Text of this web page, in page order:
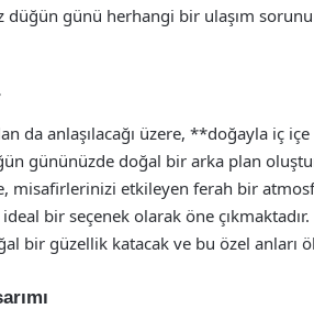
düğün günü herhangi bir ulaşım
da anlaşılacağı üzere, **doğayla iç
gününüzde doğal bir arka plan
misafirlerinizi etkileyen ferah bir
bir seçenek olarak öne
bir güzellik katacak ve bu özel anları